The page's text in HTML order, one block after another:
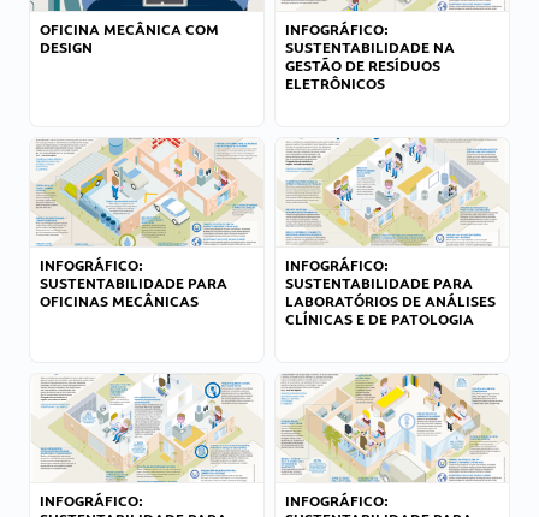
OFICINA MECÂNICA COM
DESIGN
INFOGRÁFICO:
SUSTENTABILIDADE NA
GESTÃO DE RESÍDUOS
ELETRÔNICOS
INFOGRÁFICO:
SUSTENTABILIDADE PARA
OFICINAS MECÂNICAS
INFOGRÁFICO:
SUSTENTABILIDADE PARA
LABORATÓRIOS DE ANÁLISES
CLÍNICAS E DE PATOLOGIA
INFOGRÁFICO:
INFOGRÁFICO: